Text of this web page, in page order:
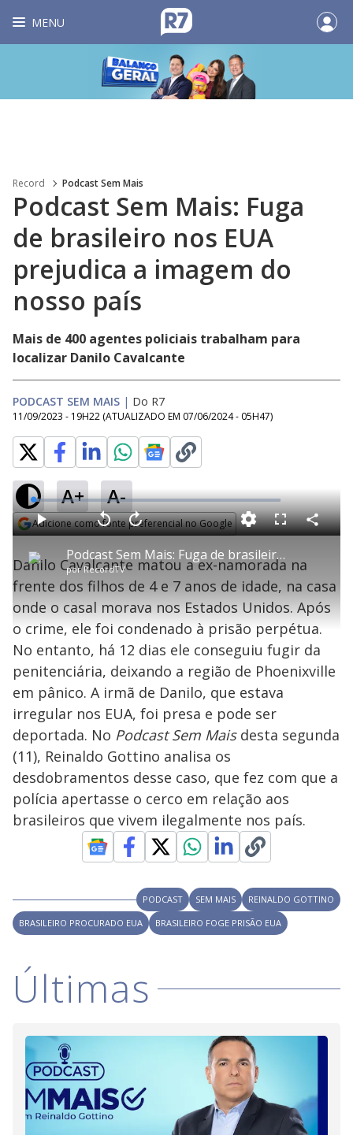
MENU
Record Podcast Sem Mais
Podcast Sem Mais: Fuga
de brasileiro nos EUA
prejudica a imagem do
nosso país
Mais de 400 agentes policiais trabalham para
localizar Danilo Cavalcante
PODCAST SEM MAIS | Do R7
11/09/2023 - 19H22 (ATUALIZADO EM 07/06/2024 - 05H47)
A+ A-
Adicione como fonte preferencial no Google
P
l
a
y
V
i
d
e
o
Podcast Sem Mais: Fuga de brasileiro nos EUA prejudica a imagem do nosso país
porRecordTV
P V
t
a
r
0
e
g
n
d
s
A
n
a
r
1
s
e
u
n
d
o
s
M
d
o
L
o
a
d
e
:
2
.
5
2
%
F
l
s
c
e
n
C
o
i
l
a
Danilo Cavalcante matou a ex-namorada na
frente dos filhos de 4 e 7 anos de idade, na casa
onde o casal morava nos Estados Unidos. Após
o crime, ele foi condenado à prisão perpétua.
No entanto, há 12 dias ele conseguiu fugir da
penitenciária, deixando a região de Phoenixville
em pânico. A irmã de Danilo, que estava
irregular nos EUA, foi presa e pode ser
deportada. No Podcast Sem Maisdesta segunda
(11), Reinaldo Gottino analisa os
desdobramentos desse caso, que fez com que a
polícia apertasse o cerco em relação aos
brasileiros que vivem ilegalmente nos país.
PODCAST SEM MAIS
REINALDO GOTTINO
BRASILEIRO PROCURADO EUA
BRASILEIRO FOGE PRISÃO EUA
Últimas